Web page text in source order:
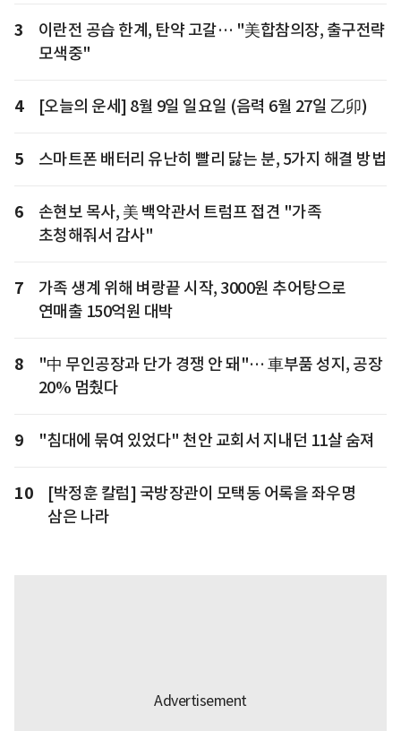
3
이란전 공습 한계, 탄약 고갈… "美합참의장, 출구전략
모색중"
4 [오늘의 운세] 8월 9일 일요일 (음력 6월 27일 乙卯)
5 스마트폰 배터리 유난히 빨리 닳는 분, 5가지 해결 방법
6
손현보 목사, 美 백악관서 트럼프 접견 "가족
초청해줘서 감사"
7
가족 생계 위해 벼랑끝 시작, 3000원 추어탕으로
연매출 150억원 대박
8
"中 무인공장과 단가 경쟁 안 돼"… 車부품 성지, 공장
20% 멈췄다
9 "침대에 묶여 있었다" 천안 교회서 지내던 11살 숨져
10
[박정훈 칼럼] 국방장관이 모택동 어록을 좌우명
삼은 나라